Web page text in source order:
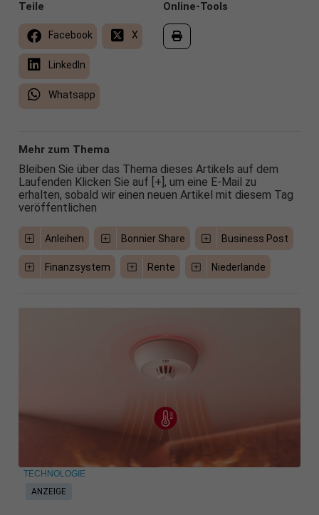
Online-Tools
Teile
Facebook X
LinkedIn
Whatsapp
Mehr zum Thema
Bleiben Sie über das Thema dieses Artikels auf dem
Laufenden Klicken Sie auf [+], um eine E-Mail zu
erhalten, sobald wir einen neuen Artikel mit diesem Tag
veröffentlichen
Anleihen Bonnier Share Business Post
Finanzsystem Rente Niederlande
ANZEIGE
TECHNOLOGIE